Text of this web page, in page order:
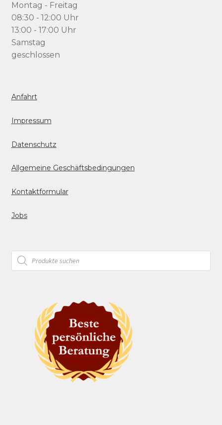
Montag - Freitag
08:30 - 12:00 Uhr
13:00 - 17:00 Uhr
Samstag
geschlossen
Anfahrt
Impressum
Datenschutz
Allgemeine Geschäftsbedingungen
Kontaktformular
Jobs
Products
search